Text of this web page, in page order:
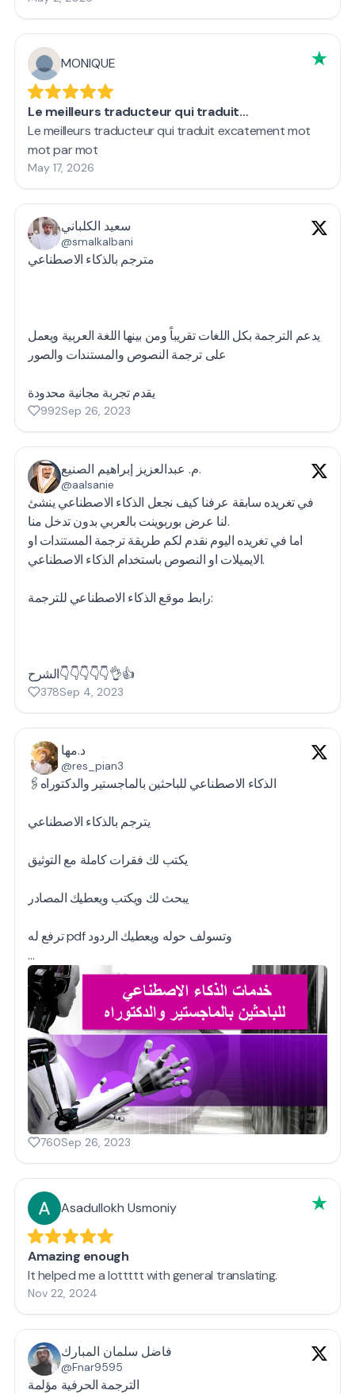
MONIQUE
Le meilleurs traducteur qui traduit…
Le meilleurs traducteur qui traduit excatement mot
mot par mot
May 17, 2026
سعيد الكلباني
@smalkalbani
مترجم بالذكاء الاصطناعي
يدعم الترجمة بكل اللغات تقريباً ومن بينها اللغة العربية ويعمل
على ترجمة النصوص والمستندات والصور
يقدم تجربة مجانية محدودة
992Sep 26, 2023
م. عبدالعزيز إبراهيم الصنيع.
@aalsanie
في تغريده سابقة عرفنا كيف نجعل الذكاء الاصطناعي ينشئ
لنا عرض بوربوينت بالعربي بدون تدخل منا.
اما في تغريده اليوم نقدم لكم طريقة ترجمة المستندات او
الايميلات او النصوص باستخدام الذكاء الاصطناعي.
رابط موقع الذكاء الاصطناعي للترجمة:
الشرح👇👇👇👇👇👌👍
378Sep 4, 2023
د.مها
@res_pian3
🖇️الذكاء الاصطناعي للباحثين بالماجستير والدكتوراه
يترجم بالذكاء الاصطناعي
يكتب لك فقرات كاملة مع التوثيق
يبحث لك ويكتب ويعطيك المصادر
ترفع له pdf وتسولف حوله ويعطيك الردود
…
760Sep 26, 2023
Asadullokh Usmoniy
Amazing enough
It helped me a lottttt with general translating.
Nov 22, 2024
فاضل سلمان المبارك
@Fnar9595
الترجمة الحرفية مؤلمة